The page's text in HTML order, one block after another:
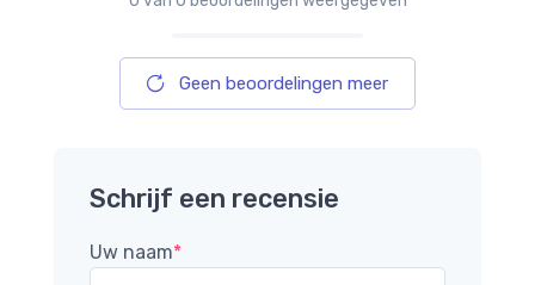
Geen beoordelingen meer
Schrijf een recensie
Uw naam*